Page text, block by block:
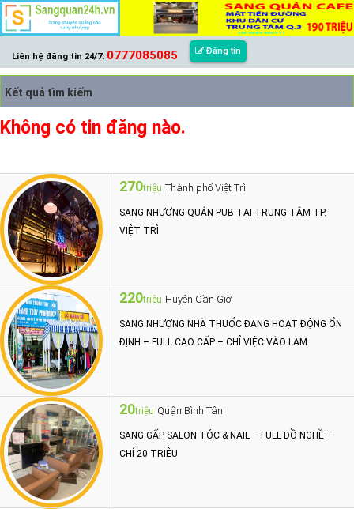
Liên hệ đăng tin 24/7: 0777085085 Đăng tin
Kết quả tìm kiếm
Không có tin đăng nào.
270triệu Thành phố Việt Trì
SANG NHƯỢNG QUÁN PUB TẠI TRUNG TÂM TP.
VIỆT TRÌ
220triệu Huyện Cần Giờ
SANG NHƯỢNG NHÀ THUỐC ĐANG HOẠT ĐỘNG ỔN
ĐỊNH – FULL CAO CẤP – CHỈ VIỆC VÀO LÀM
20triệu Quận Bình Tân
SANG GẤP SALON TÓC & NAIL – FULL ĐỒ NGHỀ –
CHỈ 20 TRIỆU